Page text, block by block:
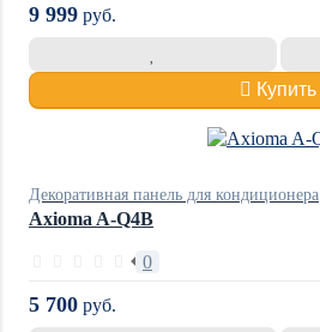
9 999 руб.
Купить
Декоративная панель для кондиционера
Axioma A-Q4B
0
5 700 руб.